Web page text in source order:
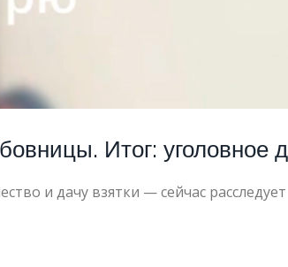
Итог: уголовное
и дачу взятки — сейчас расследует